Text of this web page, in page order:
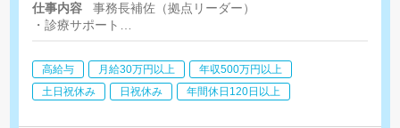
仕事内容
事務長補佐（拠点リーダー）
・診療サポート
・業務オペレーションの改善
・相談員業務
・集患営業(新規訪問診療患者様の獲得、新規訪問診療先)
高給与 月給30万円以上
年収500万円以上
土日祝休み
日祝休み 年間休日120日以上